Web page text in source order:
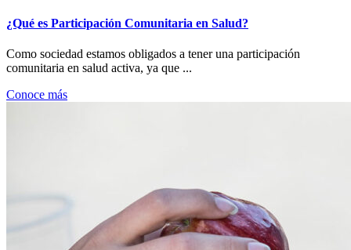
¿Qué es Participación Comunitaria en Salud?
Como sociedad estamos obligados a tener una participación
comunitaria en salud activa, ya que ...
Conoce más